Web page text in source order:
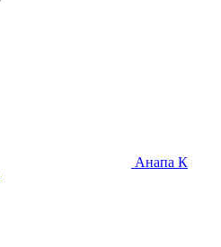
Анапа К